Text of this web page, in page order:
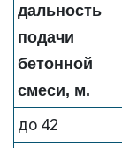
дальность
подачи
бетонной
смеси, м.
до 42